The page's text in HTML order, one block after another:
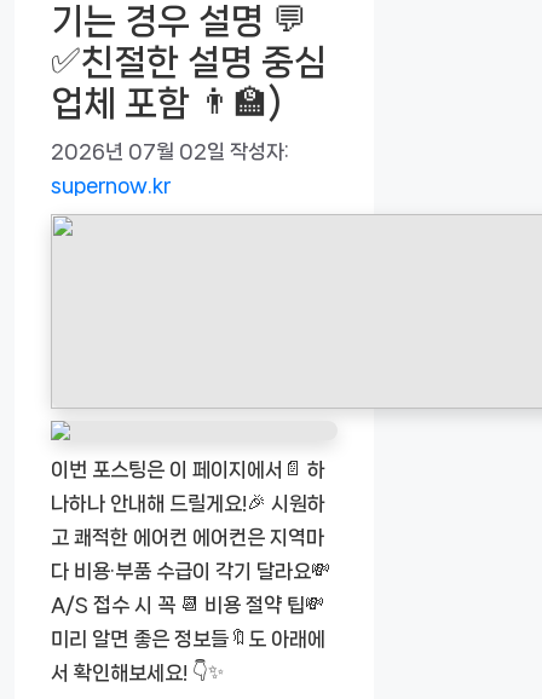
기는 경우 설명 💬
✅친절한 설명 중심
업체 포함 👨‍🏫)
2026년 07월 02일 작성자:
supernow.kr
이번 포스팅은 이 페이지에서📄 하
나하나 안내해 드릴게요!🎉 시원하
고 쾌적한 에어컨 에어컨은 지역마
다 비용·부품 수급이 각기 달라요💸
A/S 접수 시 꼭 📆 비용 절약 팁💸
미리 알면 좋은 정보들🔖도 아래에
서 확인해보세요! 👇✨